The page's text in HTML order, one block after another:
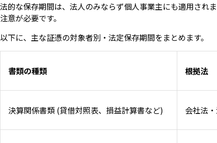
法的な保存期間は、法人のみならず個人事業主にも適用され
注意が必要です。
以下に、主な証憑の対象者別・法定保存期間をまとめます。
書類の種類 根拠法
決算関係書類 (貸借対照表、損益計算書など) 会社法